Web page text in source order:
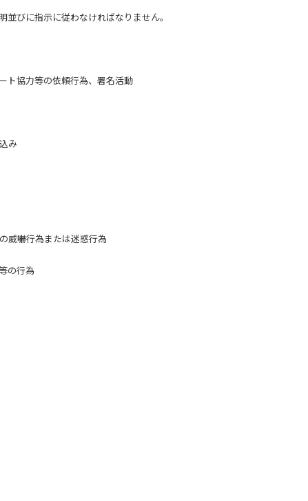
びに指示に従わなければなりません。
ト協力等の依頼行為、署名活動
み
威嚇行為または迷惑行為
の行為